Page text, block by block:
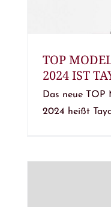
TOP
2024 IST
Das neue
2024 heißt Taya